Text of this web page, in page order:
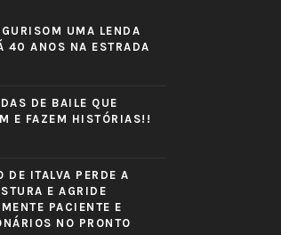
UMA LENDA
40 ANOS NA ESTRADA
DE BAILE QUE
E FAZEM HISTÓRIAS!!
DE ITALVA PERDE A
E AGRIDE
PACIENTE E
NO PRONTO